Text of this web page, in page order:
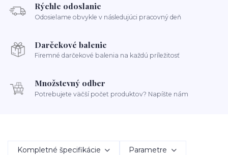
Rýchle odoslanie
Odosielame obvykle v následujúci pracovný deň
Darčekové balenie
Firemné darčekové balenia na každú príležitosť
Množstevný odber
Potrebujete väčší počet produktov? Napíšte nám
Kompletné špecifikácie Parametre